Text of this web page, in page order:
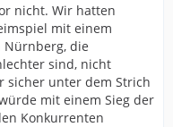
nicht. Wir hatten
mit einem
Nürnberg, die
sind, nicht
sicher unter dem Strich
mit einem Sieg der
Konkurrenten